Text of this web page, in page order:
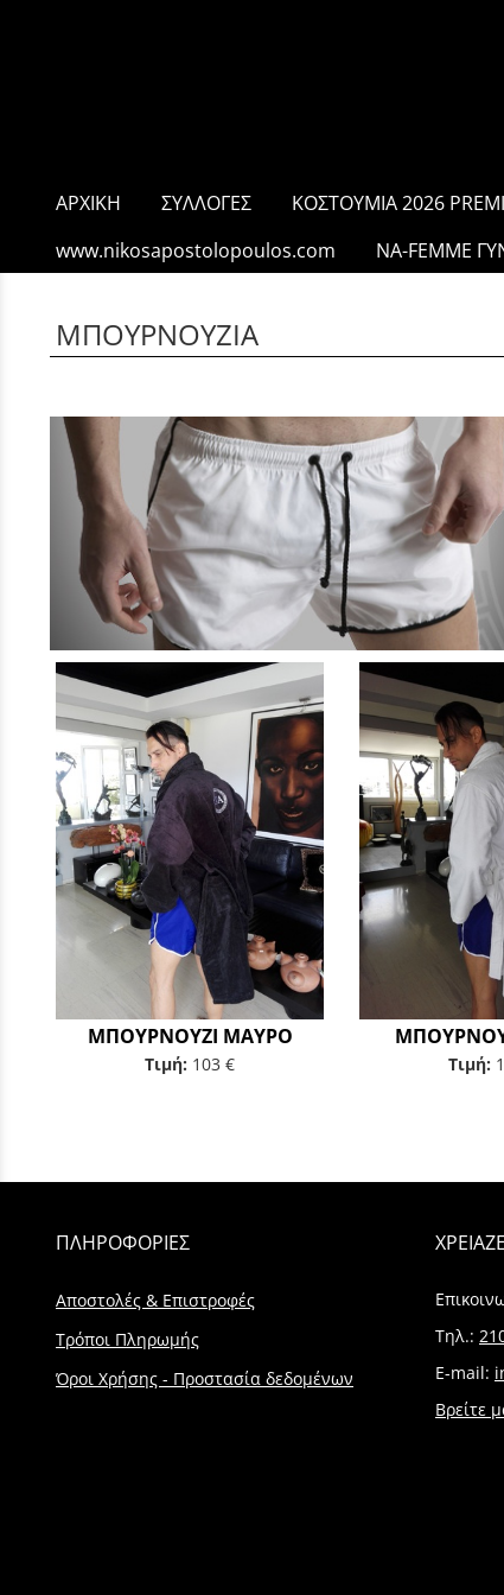
ΑΡΧΙΚΗ ΣΥΛΛΟΓΕΣ ΚΟΣΤΟΥΜΙΑ 2026
www.nikosapostolopoulos.com
NA-FEMME
ΜΠΟΥΡΝΟΥΖΙΑ
ΜΠΟΥΡΝΟΥΖΙ ΜΑΥΡΟ
Τιμή: 103 € Τιμή:
ΠΛΗΡΟΦΟΡΙΕΣ
Αποστολές & Επιστροφές
Τρόποι Πληρωμής
Όροι Χρήσης - Προστασία δεδομένων
Τηλ.:
E-mail:
Βρείτε